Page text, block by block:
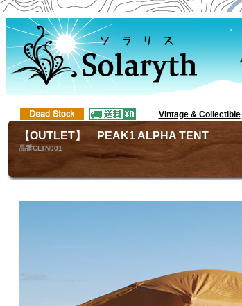
Vintage & Collectible
【OUTLET】 PEAK1 ALPHA TENT
品番CLTN001